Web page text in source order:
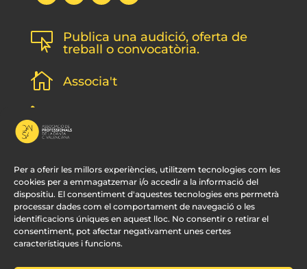
Per a oferir les millors experiències, utilitzem tecnologies com les
cookies per a emmagatzemar i/o accedir a la informació del
dispositiu. El consentiment d'aquestes tecnologies ens permetrà
processar dades com el comportament de navegació o les
identificacions úniques en aquest lloc. No consentir o retirar el
consentiment, pot afectar negativament unes certes
característiques i funcions.

Publica una audició, oferta de
treball o convocatòria.
 Associa't
l